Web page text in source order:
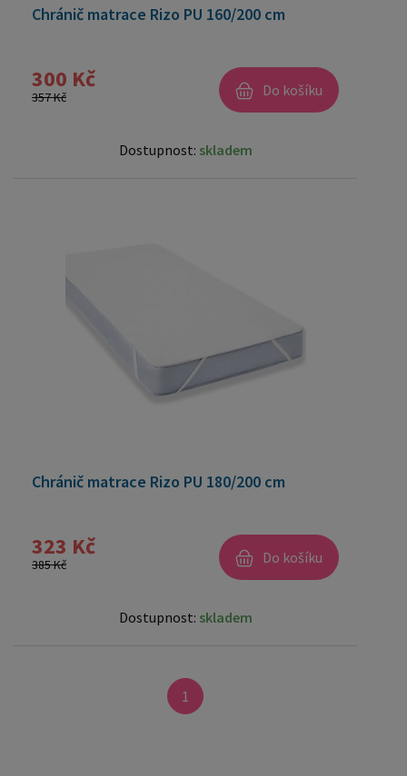
Chránič matrace Rizo PU 160/200 cm
300 Kč
357 Kč Do košíku
Dostupnost: skladem
Chránič matrace Rizo PU 180/200 cm
323 Kč
385 Kč Do košíku
Dostupnost: skladem
1